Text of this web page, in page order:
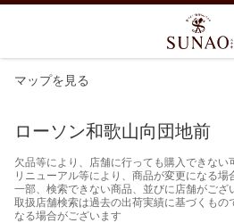
マップを見る
ローソン和歌山向団地前
欠品等により、店舗に行っても購入できない
リニューアル等により、商品が変更になる場
一部、検索できない商品、並びに店舗がござ
取扱店舗検索は過去の出荷実績に基づくも
なる場合がございます